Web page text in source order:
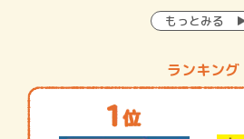
もっとみる
ランキング